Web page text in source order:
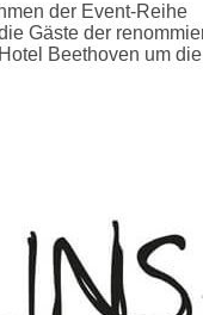
der Event-Reihe
Gäste der
Beethoven um die